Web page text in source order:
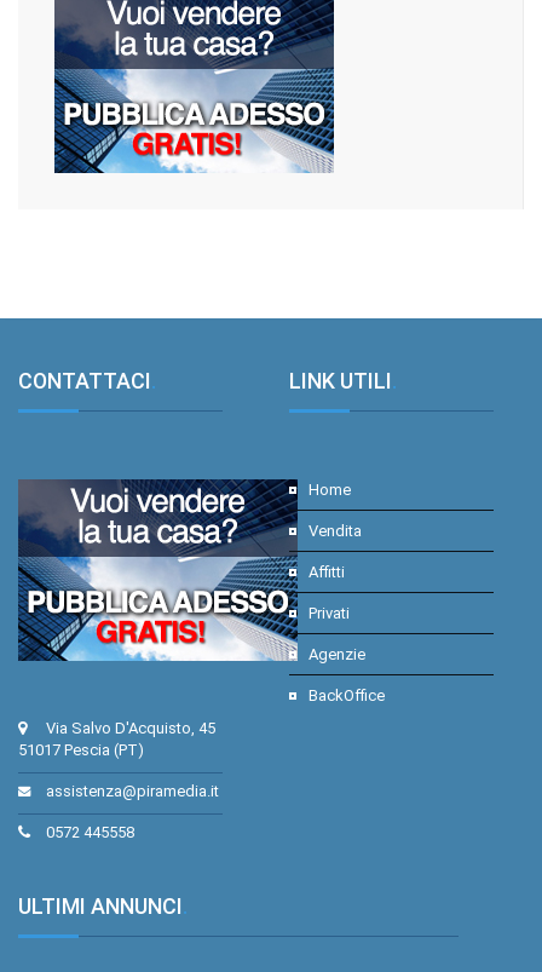
CONTATTACI.
Via Salvo D'Acquisto, 45
51017 Pescia (PT)
assistenza@piramedia.it
0572 445558
LINK UTILI.
Home
Vendita
Affitti
Privati
Agenzie
BackOffice
ULTIMI ANNUNCI.